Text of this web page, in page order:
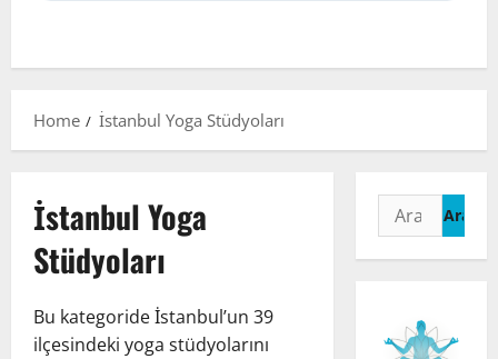
Home İstanbul Yoga Stüdyoları
İstanbul Yoga
Stüdyoları
Bu kategoride İstanbul’un 39
ilçesindeki yoga stüdyolarını
Arama: